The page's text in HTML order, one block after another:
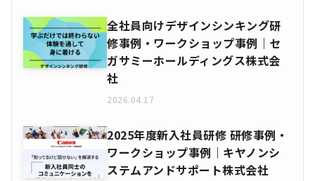
全社員向けデザインシンキング研
修事例・ワークショップ事例｜セ
ガサミーホールディングス株式会
社
2026.04.17
2025年度新入社員研修 研修事例・
ワークショップ事例｜キヤノンシ
ステムアンドサポート株式会社